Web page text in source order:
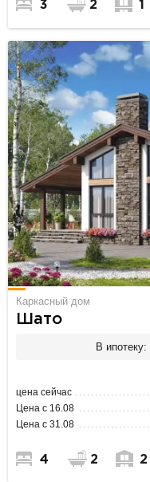
3 2 1
Каркасный дом
Шато
В ипотеку:
цена сейчас
Цена с 16.08
Цена с 31.08
4 2 2